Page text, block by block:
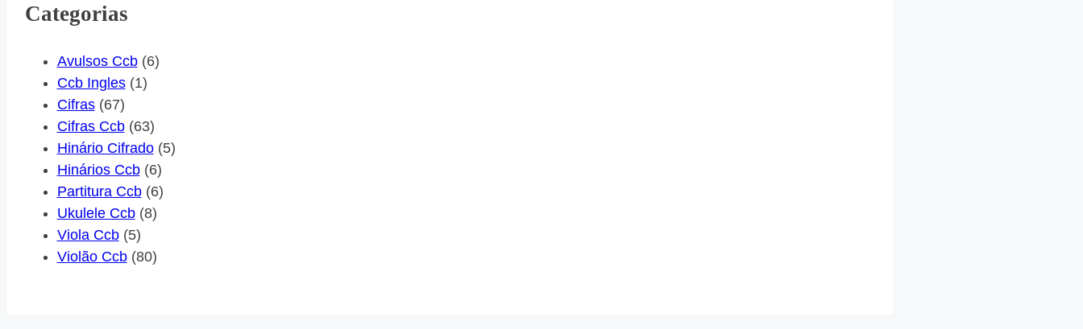
Categorias
Avulsos Ccb(6)
Ccb Ingles(1)
Cifras(67)
Cifras Ccb(63)
Hinário Cifrado(5)
Hinários Ccb(6)
Partitura Ccb(6)
Ukulele Ccb(8)
Viola Ccb(5)
Violão Ccb(80)